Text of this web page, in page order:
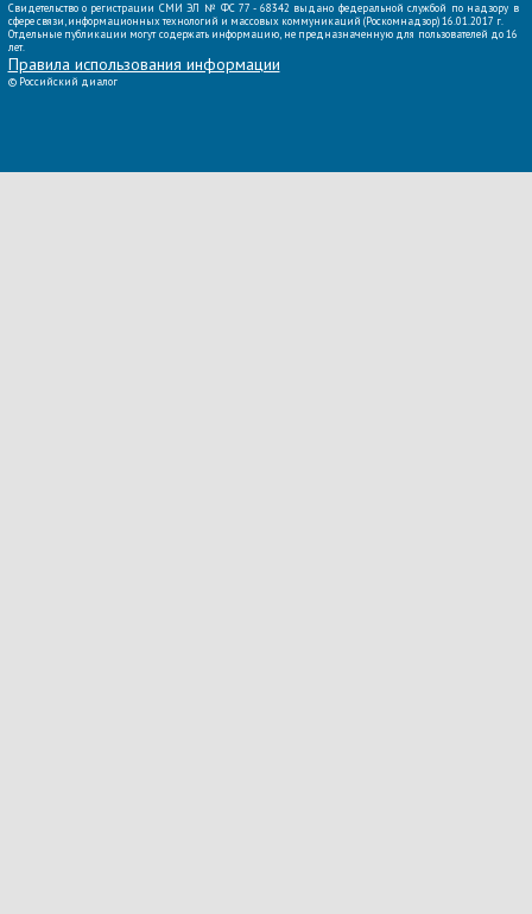
Свидетельство о регистрации СМИ ЭЛ № ФС 77 - 68342 выдано федеральной службой по надзору в
сфере связи, информационных технологий и массовых коммуникаций (Роскомнадзор) 16.01.2017 г.
Отдельные публикации могут содержать информацию, не предназначенную для пользователей до 16
лет.
Правила использования информации
© Российский диалог